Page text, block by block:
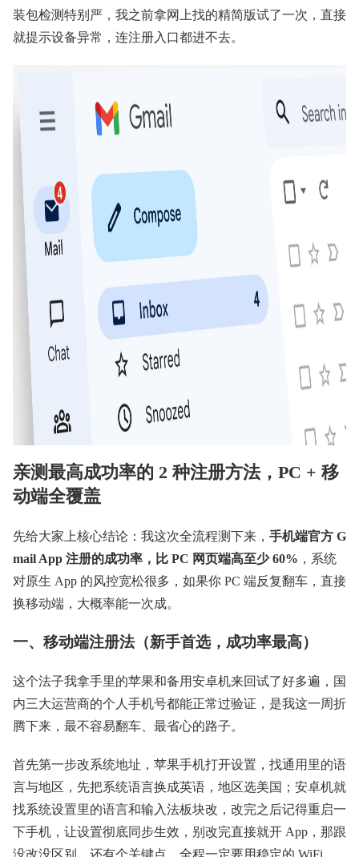
装包检测特别严，我之前拿网上找的精简版试了一次，直接
就提示设备异常，连注册入口都进不去。
亲测最高成功率的 2 种注册方法，PC + 移
动端全覆盖
先给大家上核心结论：我这次全流程测下来， 手机端官方 G
mail App 注册的成功率，比 PC 网页端高至少 60% ，系统
对原生 App 的风控宽松很多，如果你 PC 端反复翻车，直接
换移动端，大概率能一次成。
一、移动端注册法（新手首选，成功率最高）
这个法子我拿手里的苹果和备用安卓机来回试了好多遍，国
内三大运营商的个人手机号都能正常过验证，是我这一周折
腾下来，最不容易翻车、最省心的路子。
首先第一步改系统地址，苹果手机打开设置，找通用里的语
言与地区，先把系统语言换成英语，地区选美国；安卓机就
找系统设置里的语言和输入法板块改，改完之后记得重启一
下手机，让设置彻底同步生效，别改完直接就开 App，那跟